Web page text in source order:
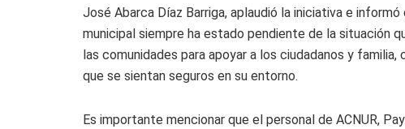
José Abarca Díaz Barriga, aplaudió la iniciativa e informó
municipal siempre ha estado pendiente de la situación
las comunidades para apoyar a los ciudadanos y familia,
que se sientan seguros en su entorno.
Es importante mencionar que el personal de ACNUR,